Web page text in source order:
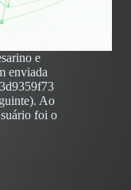
e
enviada
Ao
foi o